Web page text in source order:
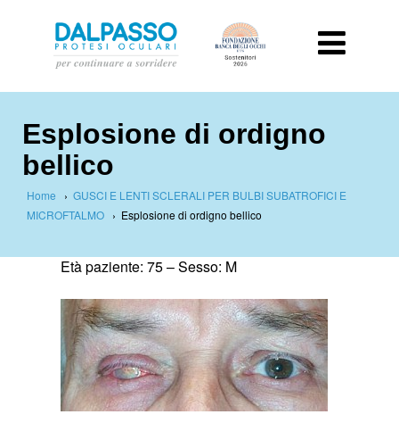
Esplosione di ordigno
bellico
Home › GUSCI E LENTI SCLERALI PER BULBI SUBATROFICI E
MICROFTALMO › Esplosione di ordigno bellico
Età paziente: 75 –Sesso: M